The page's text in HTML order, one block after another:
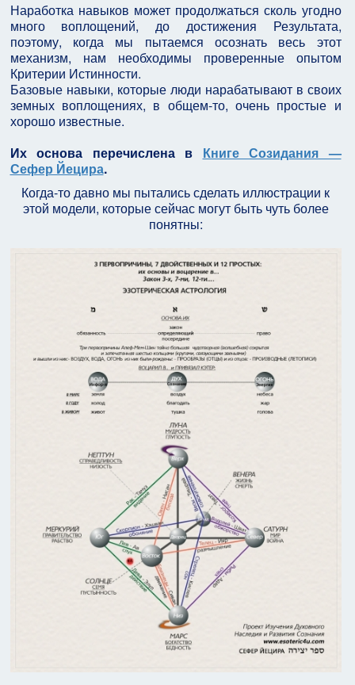
Наработка навыков может продолжаться сколь угодно
много воплощений, до достижения Результата,
поэтому, когда мы пытаемся осознать весь этот
механизм, нам необходимы проверенные опытом
Критерии Истинности.
Базовые навыки, которые люди нарабатывают в своих
земных воплощениях, в общем-то, очень простые и
хорошо известные.
Их основа перечислена в Книге Созидания —
Сефер Йецира.
Когда-то давно мы пытались сделать иллюстрации к
этой модели, которые сейчас могут быть чуть более
понятны: